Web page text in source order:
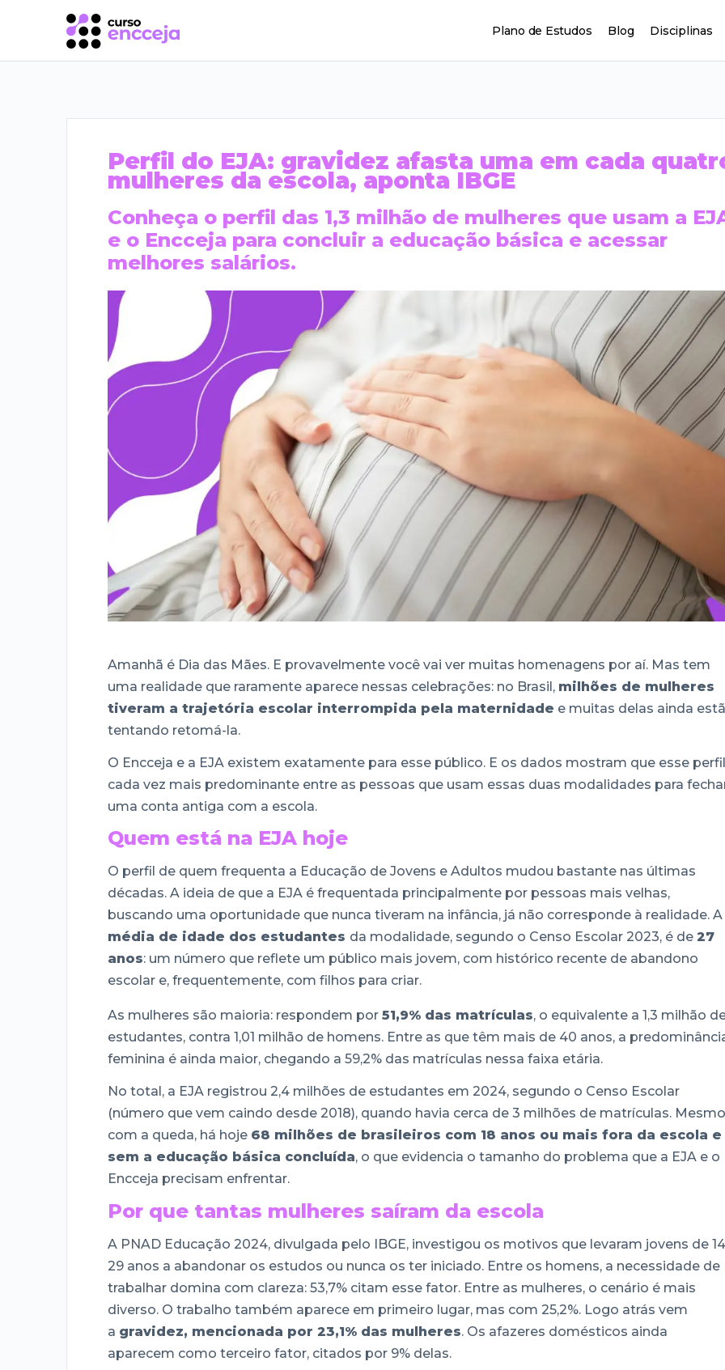
Plano de Estudos Blog Disciplinas
Perfil do EJA: gravidez afasta uma em cada
mulheres da escola, aponta IBGE
Conheça o perfil das 1,3 milhão de mulheres que usam a
e o Encceja para concluir a educação básica e acessar
melhores salários.
Amanhã é Dia das Mães. E provavelmente você vai ver muitas homenagens por aí. Mas tem
uma realidade que raramente aparece nessas celebrações: no Brasil, milhões de mulheres
tiveram a trajetória escolar interrompida pela maternidade e muitas delas ainda
tentando retomá-la.
O Encceja e a EJA existem exatamente para esse público. E os dados mostram que esse
cada vez mais predominante entre as pessoas que usam essas duas modalidades para
uma conta antiga com a escola.
Quem está na EJA hoje
O perfil de quem frequenta a Educação de Jovens e Adultos mudou bastante nas últimas
décadas. A ideia de que a EJA é frequentada principalmente por pessoas mais velhas,
buscando uma oportunidade que nunca tiveram na infância, já não corresponde à realidade. A
média de idade dos estudantes da modalidade, segundo o Censo Escolar 2023, é de 27
anos: um número que reflete um público mais jovem, com histórico recente de abandono
escolar e, frequentemente, com filhos para criar.
As mulheres são maioria: respondem por 51,9% das matrículas, o equivalente a 1,3 milhão
estudantes, contra 1,01 milhão de homens. Entre as que têm mais de 40 anos, a
feminina é ainda maior, chegando a 59,2% das matrículas nessa faixa etária.
No total, a EJA registrou 2,4 milhões de estudantes em 2024, segundo o Censo Escolar
(número que vem caindo desde 2018), quando havia cerca de 3 milhões de matrículas. Mesmo
com a queda, há hoje 68 milhões de brasileiros com 18 anos ou mais fora da escola e
sem a educação básica concluída, o que evidencia o tamanho do problema que a EJA e o
Encceja precisam enfrentar.
Por que tantas mulheres saíram da escola
A PNAD Educação 2024, divulgada pelo IBGE, investigou os motivos que levaram jovens de
29 anos a abandonar os estudos ou nunca os ter iniciado. Entre os homens, a necessidade de
trabalhar domina com clareza: 53,7% citam esse fator. Entre as mulheres, o cenário é mais
diverso. O trabalho também aparece em primeiro lugar, mas com 25,2%. Logo atrás vem
a gravidez, mencionada por 23,1% das mulheres. Os afazeres domésticos ainda
aparecem como terceiro fator, citados por 9% delas.